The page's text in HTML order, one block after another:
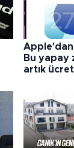
Apple'dan
Bu yapay
artık